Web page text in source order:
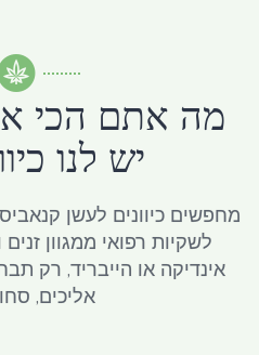
מה אתם הכי
יש לנו
מחפשים כיוונים לעשן
לשקיות רפואי ממגוון
אינדיקה או הייבריד, רק
אליכים,